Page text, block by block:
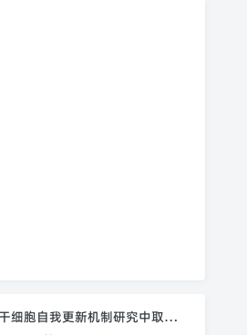
中科院科学家在肝癌干细胞自我更新机制研究中取得新进展